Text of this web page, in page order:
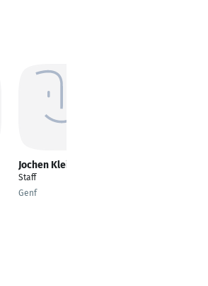
Jochen Klein
Staff
Genf